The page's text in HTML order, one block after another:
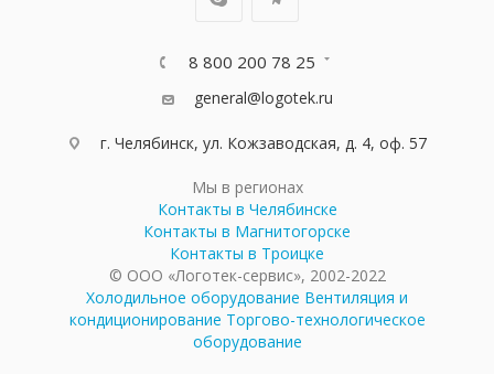
8 800 200 78 25
general@logotek.ru
г. Челябинск, ул. Кожзаводская, д. 4, оф. 57
Мы в регионах
Контакты в Челябинске
Контакты в Магнитогорске
Контакты в Троицке
© ООО «Логотек-сервис», 2002-2022
Холодильное оборудование Вентиляция и
кондиционирование Торгово-технологическое
оборудование